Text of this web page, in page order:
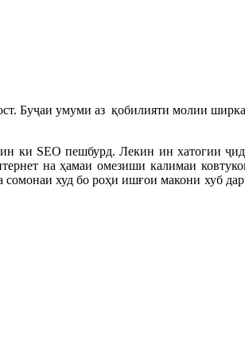
Буҷаи умуми аз қобилияти молии
ки SEO пешбурд. Лекин ин хатогии
на ҳамаи омезиши калимаи
худ бо роҳи ишғои макони хуб дар